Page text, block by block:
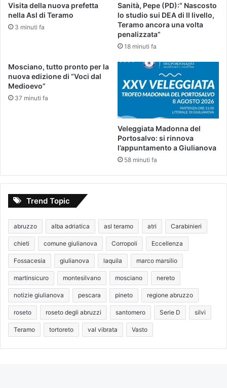
Visita della nuova prefetta
nella Asl di Teramo
3 minuti fa
Sanità, Pepe (PD):” Nascosto
lo studio sui DEA di II livello,
Teramo ancora una volta
penalizzata”
18 minuti fa
Mosciano, tutto pronto per la
nuova edizione di “Voci dal
Medioevo”
37 minuti fa
Veleggiata Madonna del
Portosalvo: si rinnova
l’appuntamento a Giulianova
58 minuti fa
Trend Topic
abruzzo alba adriatica asl teramo atri Carabinieri
chieti comune giulianova Corropoli Eccellenza
Fossacesia giulianova laquila marco marsilio
martinsicuro montesilvano mosciano nereto
notizie giulianova pescara pineto regione abruzzo
roseto roseto degli abruzzi santomero Serie D silvi
Teramo tortoreto val vibrata Vasto